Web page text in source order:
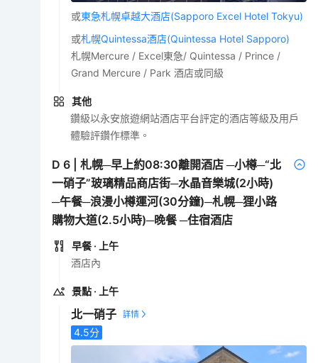
或東急札幌卓越大酒店(Sapporo Excel Hotel Tokyu)
或札幌Quintessa酒店(Quintessa Hotel Sapporo)
札幌Mercure / Excel東急/ Quintessa / Prince /
Grand Mercure / Park 酒店或同級
其他
鑽級以永安旅遊網站酒店平台評定的酒店等級及用戶
體驗評鑽作標準。
D6 |札幌─早上約08:30離開酒店 ─小樽─“北
一硝子”玻璃精品商店街─水晶音樂城(2小時)
─午餐─浪漫小樽運河(30分鐘)─札幌─狸小路
購物大道(2.5小時)─晚餐 ─住宿酒店
早餐 · 上午
酒店內
景點 · 上午
北一硝子
4.5分